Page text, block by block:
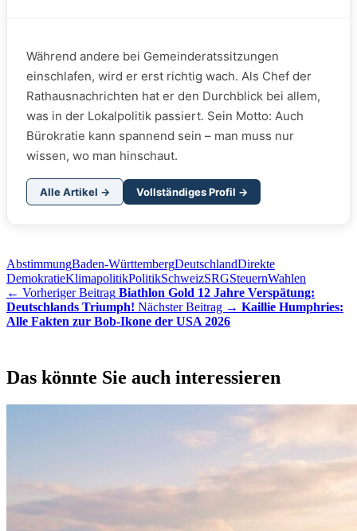
Während andere bei Gemeinderatssitzungen
einschlafen, wird er erst richtig wach. Als Chef der
Rathausnachrichten hat er den Durchblick bei allem,
was in der Lokalpolitik passiert. Sein Motto: Auch
Bürokratie kann spannend sein – man muss nur
wissen, wo man hinschaut.
Alle Artikel → Vollständiges Profil →
AbstimmungBaden-WürttembergDeutschlandDirekte
DemokratieKlimapolitikPolitikSchweizSRGSteuernWahlen
← Vorheriger Beitrag Biathlon Gold 12 Jahre Verspätung:
Deutschlands Triumph! Nächster Beitrag → Kaillie Humphries:
Alle Fakten zur Bob-Ikone der USA 2026
Das könnte Sie auch interessieren